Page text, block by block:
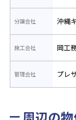
分譲会社 沖縄
施工会社 岡工
管理会社 プレ